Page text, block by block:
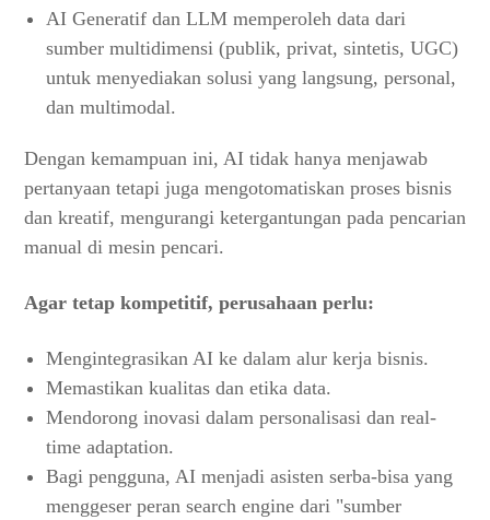
AI Generatif dan LLM memperoleh data dari
sumber multidimensi (publik, privat, sintetis, UGC)
untuk menyediakan solusi yang langsung, personal,
dan multimodal.
Dengan kemampuan ini, AI tidak hanya menjawab
pertanyaan tetapi juga mengotomatiskan proses bisnis
dan kreatif, mengurangi ketergantungan pada pencarian
manual di mesin pencari.
Agar tetap kompetitif, perusahaan perlu:
Mengintegrasikan AI ke dalam alur kerja bisnis.
Memastikan kualitas dan etika data.
Mendorong inovasi dalam personalisasi dan real-
time adaptation.
Bagi pengguna, AI menjadi asisten serba-bisa yang
menggeser peran search engine dari "sumber